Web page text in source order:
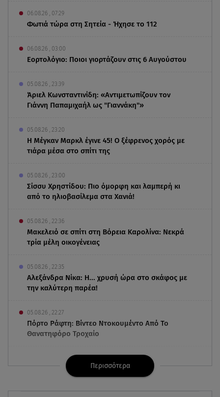
06.08.26 , 07:29
Φωτιά τώρα στη Σητεία - Ήχησε το 112
06.08.26 , 03:00
Εορτολόγιο: Ποιοι γιορτάζουν στις 6 Αυγούστου
05.08.26 , 23:39
Άριελ Κωνσταντινίδη: «Αντιμετωπίζουν τον
Γιάννη Παπαμιχαήλ ως "Γιαννάκη"»
05.08.26 , 23:20
Η Μέγκαν Μαρκλ έγινε 45! Ο ξέφρενος χορός με
τιάρα μέσα στο σπίτι της
05.08.26 , 23:00
Σίσσυ Χρηστίδου: Πιο όμορφη και λαμπερή κι
από το ηλιοβασίλεμα στα Χανιά!
05.08.26 , 22:36
Μακελειό σε σπίτι στη Βόρεια Καρολίνα: Νεκρά
τρία μέλη οικογένειας
05.08.26 , 22:35
Αλεξάνδρα Νίκα: Η... χρυσή ώρα στο σκάφος με
την καλύτερη παρέα!
05.08.26 , 22:27
Πόρτο Ράφτη: Bίντεο Ντοκουμέντο Από Το
Θανατηφόρο Τροχαίο
Σαμοθράκη: «Μαμά νόμιζες ότι δε θα σε
ξαναδώ;» -Τα πρώτα λόγια του 22χρονου
Περισσότερα